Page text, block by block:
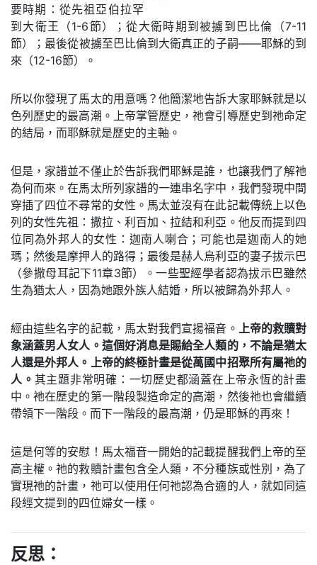
要時期：從先祖亞伯拉罕
到大衛王（1-6節）；從大衛時期到被擄到巴比倫（7-11
節）；最後從被擄至巴比倫到大衛真正的子嗣——耶穌的到
來（12-16節）。
所以你發現了馬太的用意嗎？他簡潔地告訴大家耶穌就是以
色列歷史的最高潮。上帝掌管歷史，祂會引導歷史到祂命定
的結局，而耶穌就是歷史的主軸。
但是，家譜並不僅止於告訴我們耶穌是誰，也讓我們了解祂
為何而來。在馬太所列家譜的一連串名字中，我們發現中間
穿插了四位不尋常的女性。馬太並沒有在此記載傳統上以色
列的女性先祖：撒拉、利百加、拉結和利亞。他反而提到四
位同為外邦人的女性：迦南人喇合；可能也是迦南人的她
瑪；然後是摩押人的路得；最後是赫人烏利亞的妻子拔示巴
（參撒母耳記下11章3節）。一些聖經學者認為拔示巴雖然
生為猶太人，因為她跟外族人結婚，所以被歸為外邦人。
經由這些名字的記載，馬太對我們宣揚福音。 上帝的救贖對
象涵蓋男人女人。這個好消息是賜給全人類的，不論是猶太
人還是外邦人。上帝的終極計畫是從萬國中招聚所有屬祂的
人。 其主題非常明確：一切歷史都涵蓋在上帝永恆的計畫
中。祂在歷史的第一階段製造命定的高潮，然後祂也會繼續
帶領下一階段。而下一階段的最高潮，仍是耶穌的再來！
這是何等的安慰！馬太福音一開始的記載提醒我們上帝的至
高主權。祂的救贖計畫包含全人類，不分種族或性別，為了
實現祂的計畫，祂可以使用任何祂認為合適的人，就如同這
段經文提到的四位婦女一樣。
反思：